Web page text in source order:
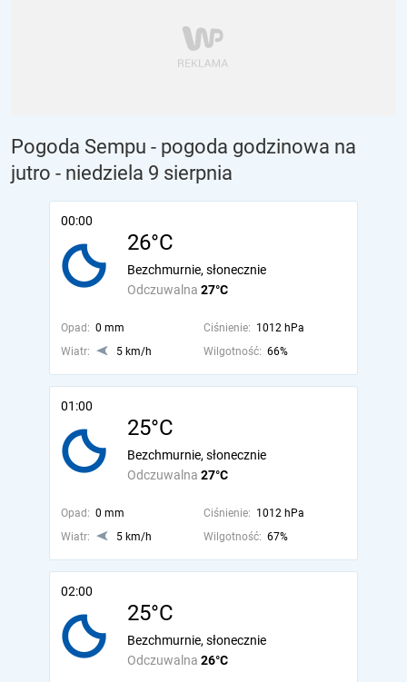
Pogoda Sempu - pogoda godzinowa na
jutro - niedziela 9 sierpnia
00:00
26°C
Odczuwalna 27°C
Bezchmurnie, słonecznie
Opad: 0 mm Ciśnienie: 1012 hPa
Wiatr:
5 km/h Wilgotność: 66%
01:00
25°C
Odczuwalna 27°C
Bezchmurnie, słonecznie
Opad: 0 mm Ciśnienie: 1012 hPa
Wiatr:
5 km/h Wilgotność: 67%
02:00
25°C
Odczuwalna 26°C
Bezchmurnie, słonecznie